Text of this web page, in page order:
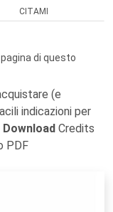
CITAMI
di questo
(e
indicazioni per
Credits
PDF